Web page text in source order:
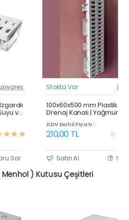
Fiyat
Çok Satan
ve
Sor
Stokta Var
100x60x500 mm Plastik
Drenaj Kanalı | Yağmur
Havuz Kenarı Oluğu
KDV Dahil Fiyatı :
210,00 TL
Satın Al
) Kutusu Çeşitleri